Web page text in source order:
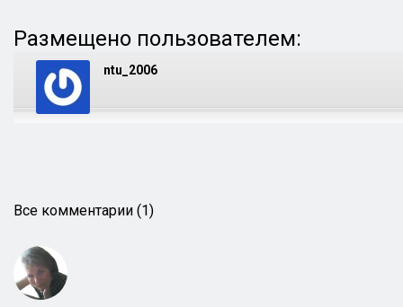
Размещено пользователем:
ntu_2006
Все комментарии (1)